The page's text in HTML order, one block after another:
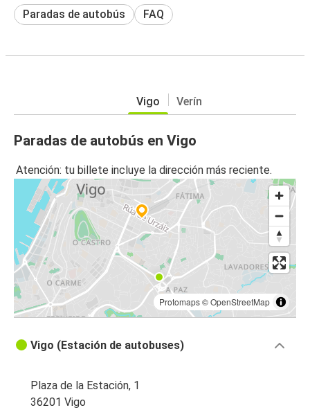
Paradas de autobús FAQ
Vigo Verín
Paradas de autobús en Vigo
Atención: tu billete incluye la dirección más reciente.
Protomaps©OpenStreetMap
Vigo (Estación de autobuses)
Plaza de la Estación, 1
36201 Vigo